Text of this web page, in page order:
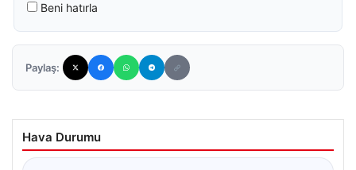
Beni hatırla
Paylaş:
Hava Durumu